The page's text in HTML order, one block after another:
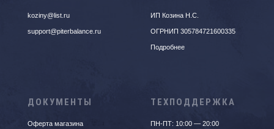
koziny@list.ru
support@piterbalance.ru
ИП Козина Н.С.
ОГРНИП 305784721600335
Подробнее
ДОКУМЕНТЫ
Оферта магазина
ТЕХПОДДЕРЖКА
ПН-ПТ: 10:00 — 20:00